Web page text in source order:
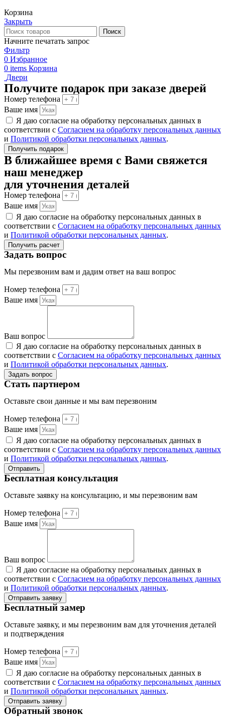
Корзина
Закрыть
Поиск
Начните печатать запрос
Фильтр
0 Избранное
0 items Корзина
Двери
Получите подарок при заказе дверей
Номер телефона
Ваше имя
Я даю согласие на обработку персональных данных в
соответствии с Согласием на обработку персональных данных
и Политикой обработки персональных данных.
Получить подарок
В ближайшее время с Вами свяжется
наш менеджер
для уточнения деталей
Номер телефона
Ваше имя
Я даю согласие на обработку персональных данных в
соответствии с Согласием на обработку персональных данных
и Политикой обработки персональных данных.
Получить расчет
Задать вопрос
Мы перезвоним вам и дадим ответ на ваш вопрос
Номер телефона
Ваше имя
Ваш вопрос
Я даю согласие на обработку персональных данных в
соответствии с Согласием на обработку персональных данных
и Политикой обработки персональных данных.
Задать вопрос
Стать партнером
Оставьте свои данные и мы вам перезвоним
Номер телефона
Ваше имя
Я даю согласие на обработку персональных данных в
соответствии с Согласием на обработку персональных данных
и Политикой обработки персональных данных.
Отправить
Бесплатная консультация
Оставьте заявку на консультацию, и мы перезвоним вам
Номер телефона
Ваше имя
Ваш вопрос
Я даю согласие на обработку персональных данных в
соответствии с Согласием на обработку персональных данных
и Политикой обработки персональных данных.
Отправить заявку
Бесплатный замер
Оставьте заявку, и мы перезвоним вам для уточнения деталей
и подтверждения
Номер телефона
Ваше имя
Я даю согласие на обработку персональных данных в
соответствии с Согласием на обработку персональных данных
и Политикой обработки персональных данных.
Отправить заявку
Обратный звонок